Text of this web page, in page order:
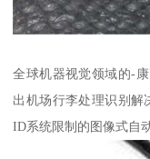
全球机器视觉领域的-
出机场行李处理识别解
ID系统限制的图像式自